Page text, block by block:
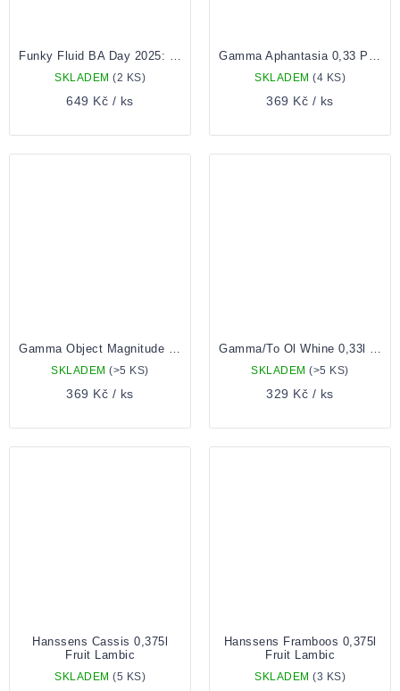
Funky Fluid BA Day 2025: Coffee 0,33 lahev
SKLADEM (2 KS)
649 Kč / ks
Gamma Aphantasia 0,33 Plech
SKLADEM (4 KS)
369 Kč / ks
Gamma Object Magnitude 0,33l Plechovka
SKLADEM(>5 KS)
369 Kč / ks
Gamma/To Ol Whine 0,33l Plechovka
SKLADEM(>5 KS)
329 Kč / ks
Hanssens Cassis 0,375l
Fruit Lambic
SKLADEM (5 KS)
Hanssens Framboos 0,375l
Fruit Lambic
SKLADEM (3 KS)